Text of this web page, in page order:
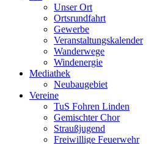
Unser Ort
Ortsrundfahrt
Gewerbe
Veranstaltungskalender
Wanderwege
Windenergie
Mediathek
Neubaugebiet
Vereine
TuS Fohren Linden
Gemischter Chor
Straußjugend
Freiwillige Feuerwehr